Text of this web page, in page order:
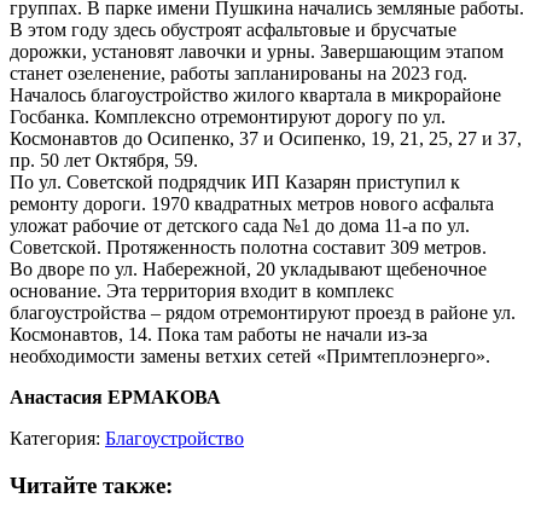
группах. В парке имени Пушкина начались земляные работы.
В этом году здесь обустроят асфальтовые и брусчатые
дорожки, установят лавочки и урны. Завершающим этапом
станет озеленение, работы запланированы на 2023 год.
Началось благоустройство жилого квартала в микрорайоне
Госбанка. Комплексно отремонтируют дорогу по ул.
Космонавтов до Осипенко, 37 и Осипенко, 19, 21, 25, 27 и 37,
пр. 50 лет Октября, 59.
По ул. Советской подрядчик ИП Казарян приступил к
ремонту дороги. 1970 квадратных метров нового асфальта
уложат рабочие от детского сада №1 до дома 11-а по ул.
Советской. Протяженность полотна составит 309 метров.
Во дворе по ул. Набережной, 20 укладывают щебеночное
основание. Эта территория входит в комплекс
благоустройства – рядом отремонтируют проезд в районе ул.
Космонавтов, 14. Пока там работы не начали из-за
необходимости замены ветхих сетей «Примтеплоэнерго».
Анастасия ЕРМАКОВА
Категория: Благоустройство
Читайте также: